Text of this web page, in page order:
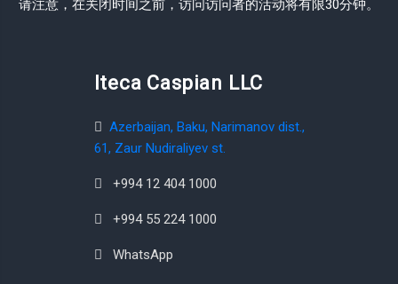
请注意，在关闭时间之前，访问访问者的活动将有限30分钟。
Iteca Caspian LLC
Azerbaijan, Baku, Narimanov dist.,
61, Zaur Nudiraliyev st.
+994 12 404 1000
+994 55 224 1000
WhatsApp